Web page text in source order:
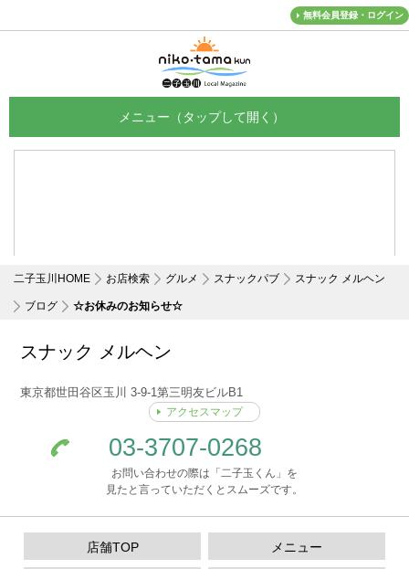
無料会員登録・ログイン
二子玉川HOME お店検索 グルメ スナックパブ スナック メルヘン
ブログ ☆お休みのお知らせ☆
スナック メルヘン
東京都世田谷区玉川 3-9-1第三明友ビルB1
アクセスマップ
03-3707-0268
お問い合わせの際は「二子玉くん」を
見たと言っていただくとスムーズです。
店舗TOP メニュー
メニュー